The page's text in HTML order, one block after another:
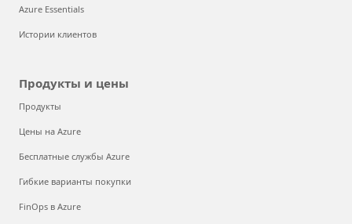
Azure Essentials
Истории клиентов
Продукты и цены
Продукты
Цены на Azure
Бесплатные службы Azure
Гибкие варианты покупки
FinOps в Azure